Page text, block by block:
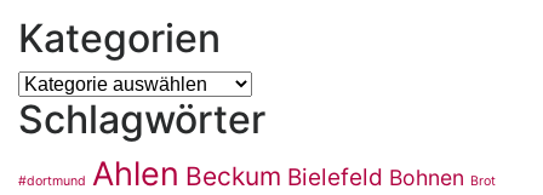
Kategorien
Kategorien
Schlagwörter
#dortmund Ahlen Beckum Bielefeld Bohnen Brot